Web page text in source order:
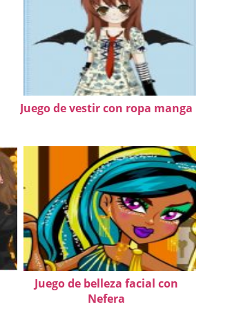
Juego de vestir con ropa manga
Juego de belleza facial con
Nefera